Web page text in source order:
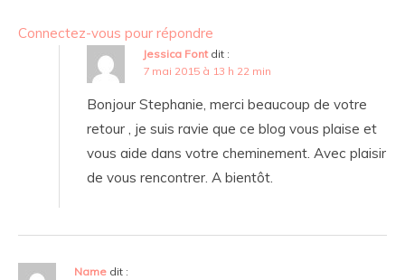
Connectez-vous pour répondre
Jessica Font dit :
7 mai 2015 à 13 h 22 min
Bonjour Stephanie, merci beaucoup de votre
retour , je suis ravie que ce blog vous plaise et
vous aide dans votre cheminement. Avec plaisir
de vous rencontrer. A bientôt.
Name dit :